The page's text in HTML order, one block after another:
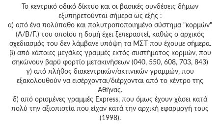
Το κεντρικό οδικό δίκτυο και οι βασικές συνδέσεις δήμων
εξυπηρετούνται σήμερα ως εξής :
α) από ένα πολύπαθο και πολυτροποποιημένο σύστημα "κορμών"
(Α/Β/Γ.) του οποίου η δομή έχει ξεπεραστεί, καθώς ο αρχικός
σχεδιασμός του δεν λάμβανε υπόψη τα ΜΣΤ που έχουμε σήμερα.
β) από κάποιες μεγάλες γραμμές εκτός συστήματος κορμών, που
σηκώνουν βαρύ φορτίο μετακινήσεων (040, 550, 608, 703, 843)
γ) από πλήθος διακεντρικών/ακτινικών γραμμών, που
εξακολουθούν να εισέρχονται/διέρχονται από το κέντρο της
Αθήνας.
δ) από ορισμένες γραμμές Express, που όμως έχουν χάσει κατά
πολύ την αξιοπιστία που είχαν κατά την αρχική εφαρμογή τους
(1998).